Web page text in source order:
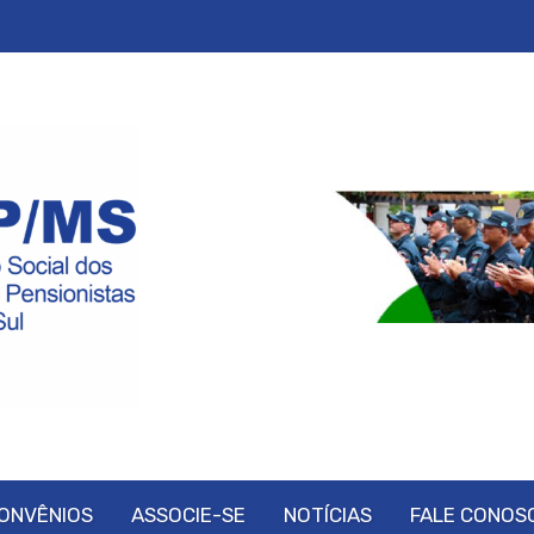
ASSOCIE-SE NOTÍCIAS FALE